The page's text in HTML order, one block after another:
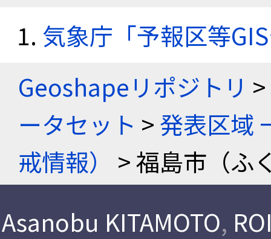
気象庁「予報区等
Geoshapeリポジトリ >
ータセット >発表区域
戒情報）
> 福島市（ふ
Asanobu KITAMOTO,